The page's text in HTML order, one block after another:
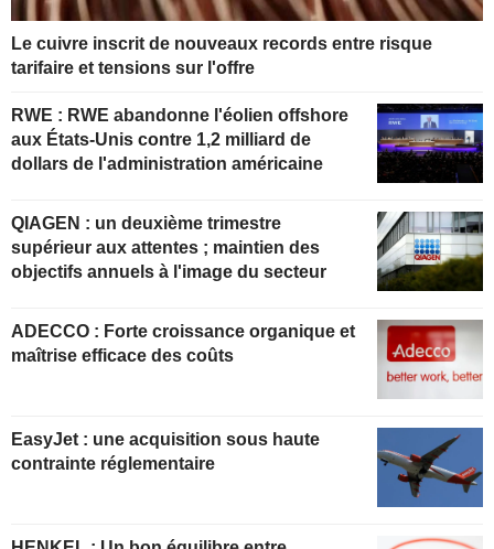
Le cuivre inscrit de nouveaux records entre risque
tarifaire et tensions sur l'offre
RWE : RWE abandonne l'éolien offshore
aux États-Unis contre 1,2 milliard de
dollars de l'administration américaine
QIAGEN : un deuxième trimestre
supérieur aux attentes ; maintien des
objectifs annuels à l'image du secteur
ADECCO : Forte croissance organique et
maîtrise efficace des coûts
EasyJet : une acquisition sous haute
contrainte réglementaire